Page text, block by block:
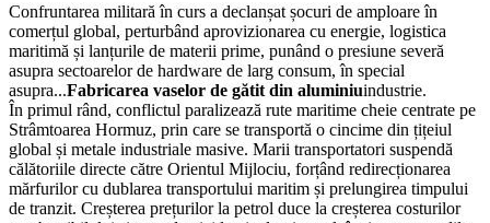
Confruntarea militară în curs a declanșat șocuri de amploare în
comerțul global, perturbând aprovizionarea cu energie, logistica
maritimă și lanțurile de materii prime, punând o presiune severă
asupra sectoarelor de hardware de larg consum, în special
asupra...Fabricarea vaselor de gătit din aluminiuindustrie.
În primul rând, conflictul paralizează rute maritime cheie centrate pe
Strâmtoarea Hormuz, prin care se transportă o cincime din țițeiul
global și metale industriale masive. Marii transportatori suspendă
călătoriile directe către Orientul Mijlociu, forțând redirecționarea
mărfurilor cu dublarea transportului maritim și prelungirea timpului
de tranzit. Creșterea prețurilor la petrol duce la creșterea costurilor